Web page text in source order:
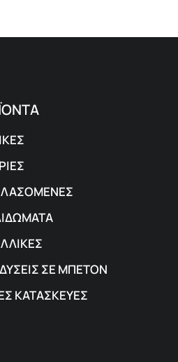
ΣΕ ΜΠΕΤΟΝ
ΚΑΤΑΣΚΕΥΕΣ